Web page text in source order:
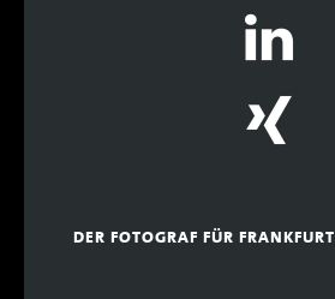
DER FOTOGRAF FÜR